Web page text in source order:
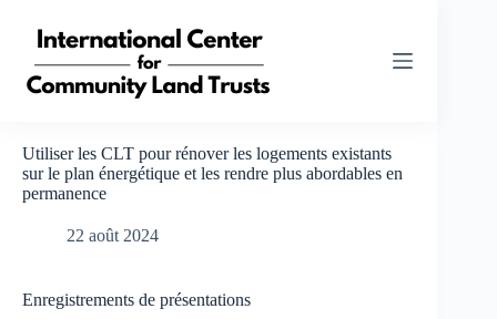
contenu
Utiliser les CLT pour rénover les logements existants
sur le plan énergétique et les rendre plus abordables en
permanence
22 août 2024
Enregistrements de présentations